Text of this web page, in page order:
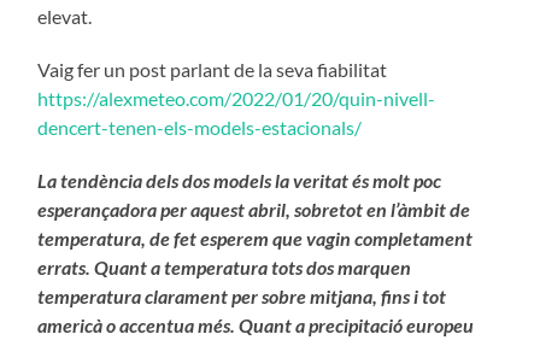
elevat.
Vaig fer un post parlant de la seva fiabilitat
https://alexmeteo.com/2022/01/20/quin-nivell-
dencert-tenen-els-models-estacionals/
La tendència dels dos models la veritat és molt poc
esperançadora per aquest abril, sobretot en l’àmbit de
temperatura, de fet esperem que vagin completament
errats. Quant a temperatura tots dos marquen
temperatura clarament per sobre mitjana, fins i tot
americà o accentua més. Quant a precipitació europeu